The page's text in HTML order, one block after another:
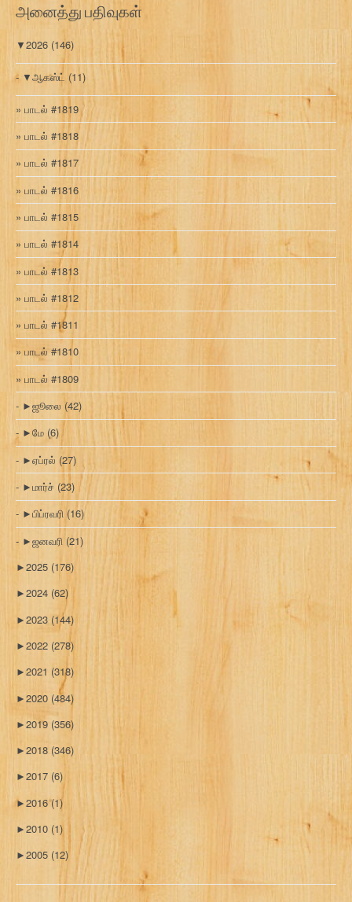
அனைத்து பதிவுகள்
▼2026 (146)
▼ஆகஸ்ட் (11)
பாடல் #1819
பாடல் #1818
பாடல் #1817
பாடல் #1816
பாடல் #1815
பாடல் #1814
பாடல் #1813
பாடல் #1812
பாடல் #1811
பாடல் #1810
பாடல் #1809
►ஜூலை (42)
►மே (6)
►ஏப்ரல் (27)
►மார்ச் (23)
►பிப்ரவரி (16)
►ஜனவரி (21)
►2025 (176)
►2024 (62)
►2023 (144)
►2022 (278)
►2021 (318)
►2020 (484)
►2019 (356)
►2018 (346)
►2017 (6)
►2016(1)
►2010 (1)
►2005 (12)